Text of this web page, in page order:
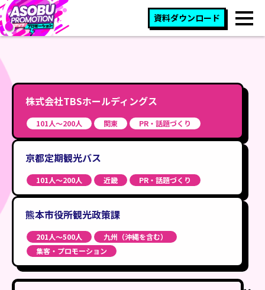
資料ダウンロード
株式会社TBSホールディングス
101人〜200人 関東 PR・話題づくり
京都定期観光バス
101人〜200人 近畿 PR・話題づくり
熊本市役所観光政策課
201人〜500人
九州（沖縄を含む）
集客・プロモーション